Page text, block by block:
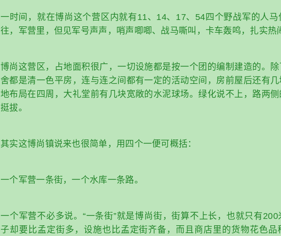
一时间，就在博尚这个营区内就有11、14、17、54四个野战军的人
往，军营里，但见军号声声，哨声唧唧、战马嘶叫，卡车轰鸣，扎实热
博尚这营区，占地面积很广，一切设施都是按一个团的编制建造的。
舍都是清一色平房，连与连之间都有一定的活动空间，房前屋后还有
地布局在四周，大礼堂前有几块宽敞的水泥球场。绿化说不上，路两
挺拔。
其实这博尚镇说来也很简单，用四个一便可概括：
一个军营一条街，一个水库一条路。
一个军营不必多说。“一条街”就是博尚街，街算不上长，也就只有
子却要比孟定街多，设施也比孟定街齐备，而且商店里的货物花色品